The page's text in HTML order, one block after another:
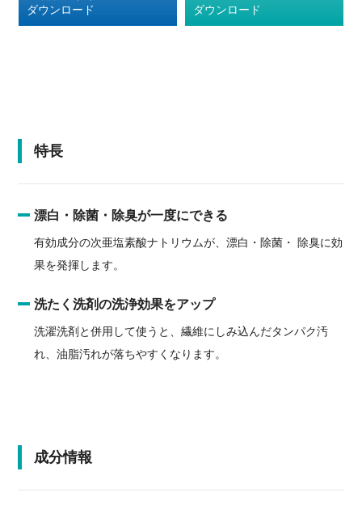
ダウンロード ダウンロード
特長
漂白・除菌・除臭が一度にできる
有効成分の次亜塩素酸ナトリウムが、漂白・除菌・ 除臭に効
果を発揮します。
洗たく洗剤の洗浄効果をアップ
洗濯洗剤と併用して使うと、繊維にしみ込んだタンパク汚
れ、油脂汚れが落ちやすくなります。
成分情報